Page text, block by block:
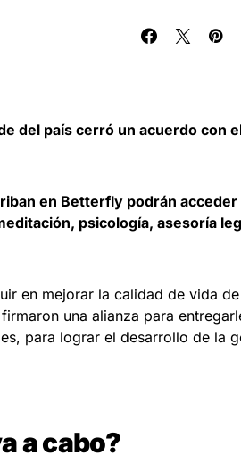
del país cerró un acuerdo con
en Betterfly podrán
psicología, asesoría
en mejorar la calidad de vida
una alianza para
para lograr el desarrollo de la
a cabo?